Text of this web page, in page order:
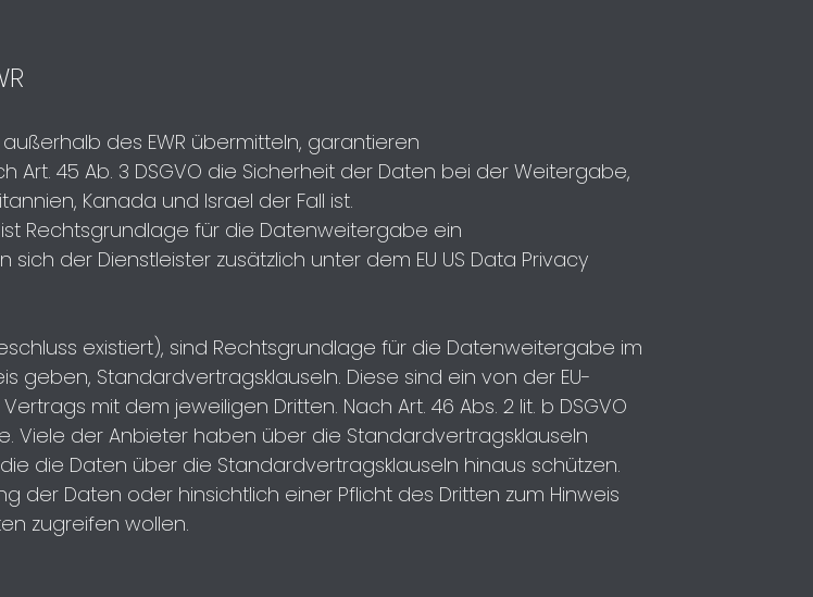
des EWR übermitteln, garantieren
45 Ab. 3 DSGVO die Sicherheit der Daten bei der Weitergabe,
Kanada und Israel der Fall ist.
Rechtsgrundlage für die Datenweitergabe ein
der Dienstleister zusätzlich unter dem EU US Data Privacy
existiert), sind Rechtsgrundlage für die Datenweitergabe im
geben, Standardvertragsklauseln. Diese sind ein von der EU-
mit dem jeweiligen Dritten. Nach Art. 46 Abs. 2 lit. b DSGVO
Viele der Anbieter haben über die Standardvertragsklauseln
die Daten über die Standardvertragsklauseln hinaus schützen.
der Daten oder hinsichtlich einer Pflicht des Dritten zum Hinweis
zugreifen wollen.